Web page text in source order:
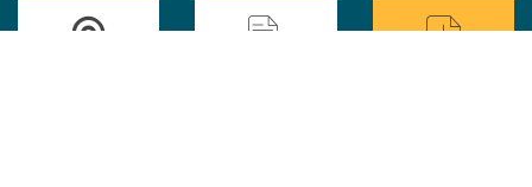
Accedi all' elenco completo delle filiali di BCC Barlassina.
Hai bisogno di assistenza immediata ?
Hai bisogno di